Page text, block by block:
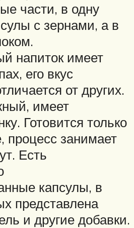
части, в одну
с зернами, а в
напиток имеет
его вкус
от других.
имеет
Готовится только
занимает
Есть
капсулы, в
представлена
и другие добавки.